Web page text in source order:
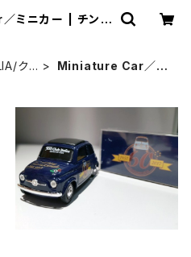
ミニカー | チンク
ク
Miniature Car／ミ